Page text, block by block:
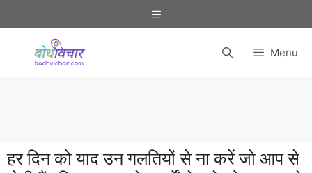
to
Menu
Menu
हर दिन को याद उन गलतियों से ना करें जो आप से